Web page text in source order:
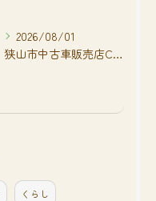
2026/08/01
狭山市中古車販売店CarShop FACT.🚗
くらし